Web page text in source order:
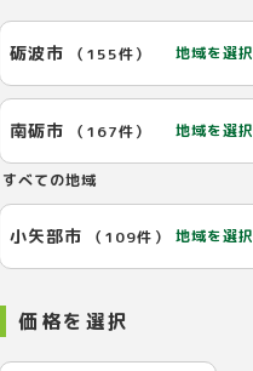
砺波市 （ 155件） 地域を選択
南砺市 （ 167件） 地域を選択
すべての地域
小矢部市 （ 109件 ） 地域を選択
価格を選択